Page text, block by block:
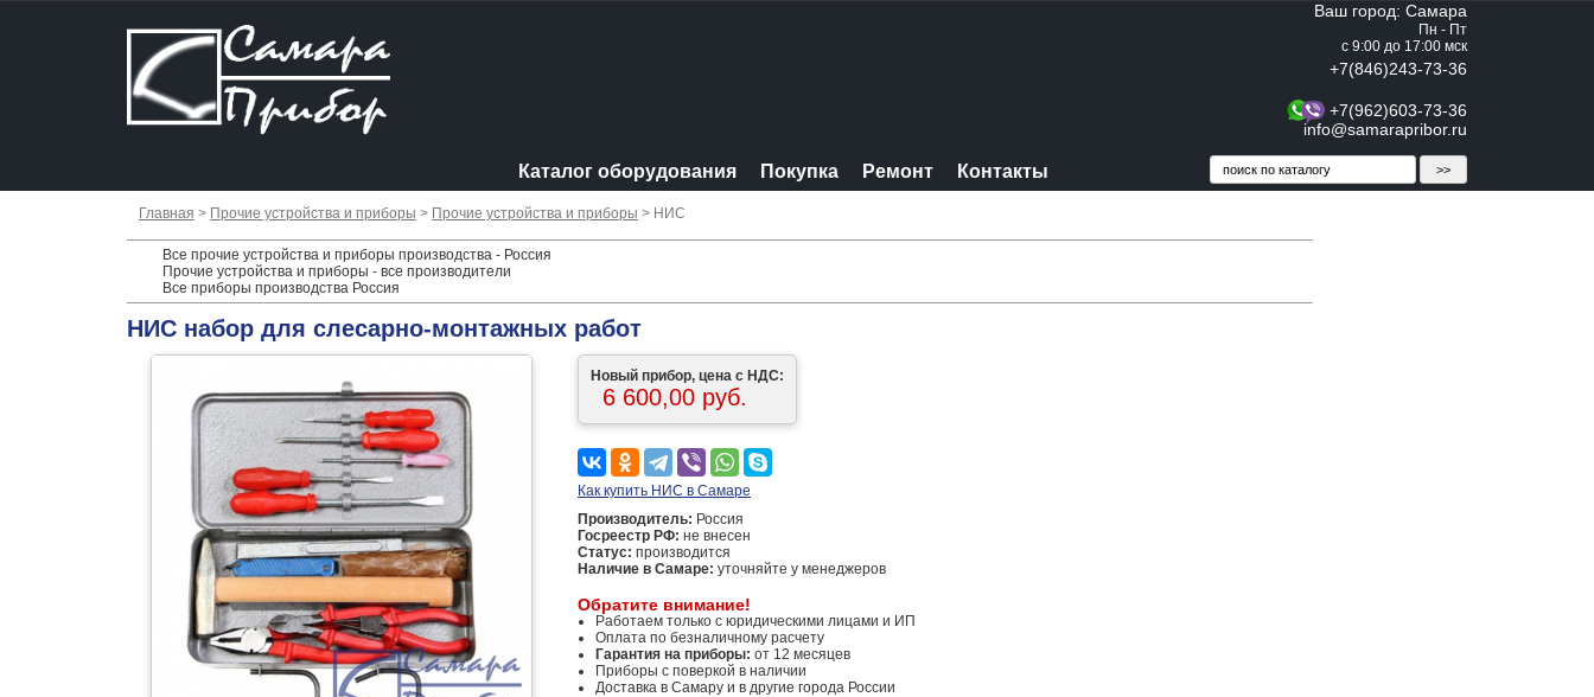
Ваш город: Самара
Пн - Пт
с 9:00 до 17:00 мск
+7(846)243-73-36
+7(962)603-73-36
info@samarapribor.ru
Каталог оборудования Покупка Ремонт Контакты
Главная > Прочие устройства и приборы > Прочие устройства и приборы > НИС
Все прочие устройства и приборы производства - Россия
Прочие устройства и приборы - все производители
Все приборы производства Россия
НИС набор для слесарно-монтажных работ
Новый прибор, цена с НДС:
6 600,00 руб.
Как купить НИС в Самаре
Производитель: Россия
Госреестр РФ: не внесен
Статус: производится
Наличие в Самаре: уточняйте у менеджеров
Обратите внимание!
Работаем только с юридическими лицами и ИП
Оплата по безналичному расчету
Гарантия на приборы: от 12 месяцев
Приборы с поверкой в наличии
Доставка в Самару и в другие города России